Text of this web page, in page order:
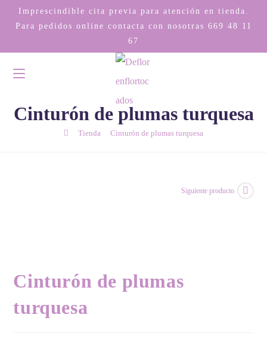
Imprescindible cita previa para atención en tienda.
Para pedidos online contacta con nosotras 669 48 11
67
Cinturón de plumas turquesa
Tienda Cinturón de plumas turquesa
Siguiente producto
Cinturón de plumas
turquesa